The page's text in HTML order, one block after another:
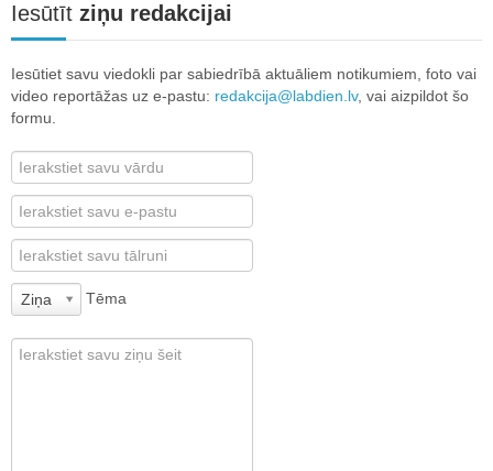
Iesūtīt ziņu redakcijai
Iesūtiet savu viedokli par sabiedrībā aktuāliem notikumiem, foto vai
video reportāžas uz e-pastu: redakcija@labdien.lv, vai aizpildot šo
formu.
Ziņa Tēma